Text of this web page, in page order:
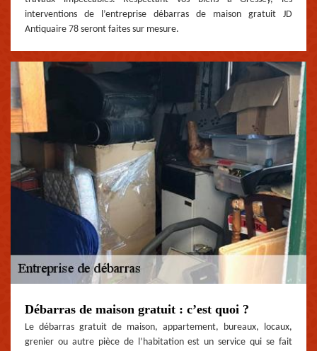
interventions de l’entreprise débarras de maison gratuit JD
Antiquaire 78 seront faites sur mesure.
Débarras de maison gratuit : c’est quoi ?
Le débarras gratuit de maison, appartement, bureaux, locaux,
grenier ou autre pièce de l’habitation est un service qui se fait